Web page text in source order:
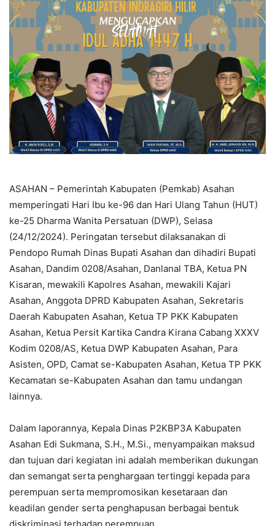
ASAHAN – Pemerintah Kabupaten (Pemkab) Asahan
memperingati Hari Ibu ke-96 dan Hari Ulang Tahun (HUT)
ke-25 Dharma Wanita Persatuan (DWP), Selasa
(24/12/2024). Peringatan tersebut dilaksanakan di
Pendopo Rumah Dinas Bupati Asahan dan dihadiri Bupati
Asahan, Dandim 0208/Asahan, Danlanal TBA, Ketua PN
Kisaran, mewakili Kapolres Asahan, mewakili Kajari
Asahan, Anggota DPRD Kabupaten Asahan, Sekretaris
Daerah Kabupaten Asahan, Ketua TP PKK Kabupaten
Asahan, Ketua Persit Kartika Candra Kirana Cabang XXXV
Kodim 0208/AS, Ketua DWP Kabupaten Asahan, Para
Asisten, OPD, Camat se-Kabupaten Asahan, Ketua TP PKK
Kecamatan se-Kabupaten Asahan dan tamu undangan
lainnya.
Dalam laporannya, Kepala Dinas P2KBP3A Kabupaten
Asahan Edi Sukmana, S.H., M.Si., menyampaikan maksud
dan tujuan dari kegiatan ini adalah memberikan dukungan
dan semangat serta penghargaan tertinggi kepada para
perempuan serta mempromosikan kesetaraan dan
keadilan gender serta penghapusan berbagai bentuk